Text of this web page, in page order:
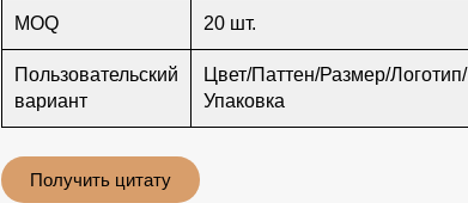
MOQ 20 шт.
Пользовательский
вариант
Цвет/Паттен/Размер/Логотип/
Упаковка
Получить цитату